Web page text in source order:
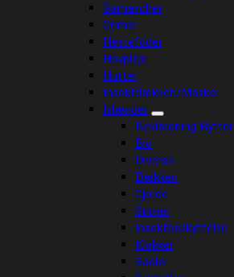
Gamascher
Grimer
Hestefoder
Hovpleje
Hutter
Insektdækken/Masker
Islænder
Beklædning Rytter
Bid
Diverse
Dækken
Gjorde
Grimer
Insektbeskyttelse
Klokker
Sadler